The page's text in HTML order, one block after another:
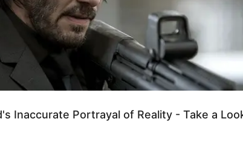
Twitter WhatsApp
Inaccurate Portrayal of Reality - Take a